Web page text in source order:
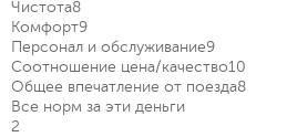
Чистота8
Комфорт9
Персонал и обслуживание9
Соотношение цена/качество10
Общее впечатление от поезда8
Все норм за эти деньги
2